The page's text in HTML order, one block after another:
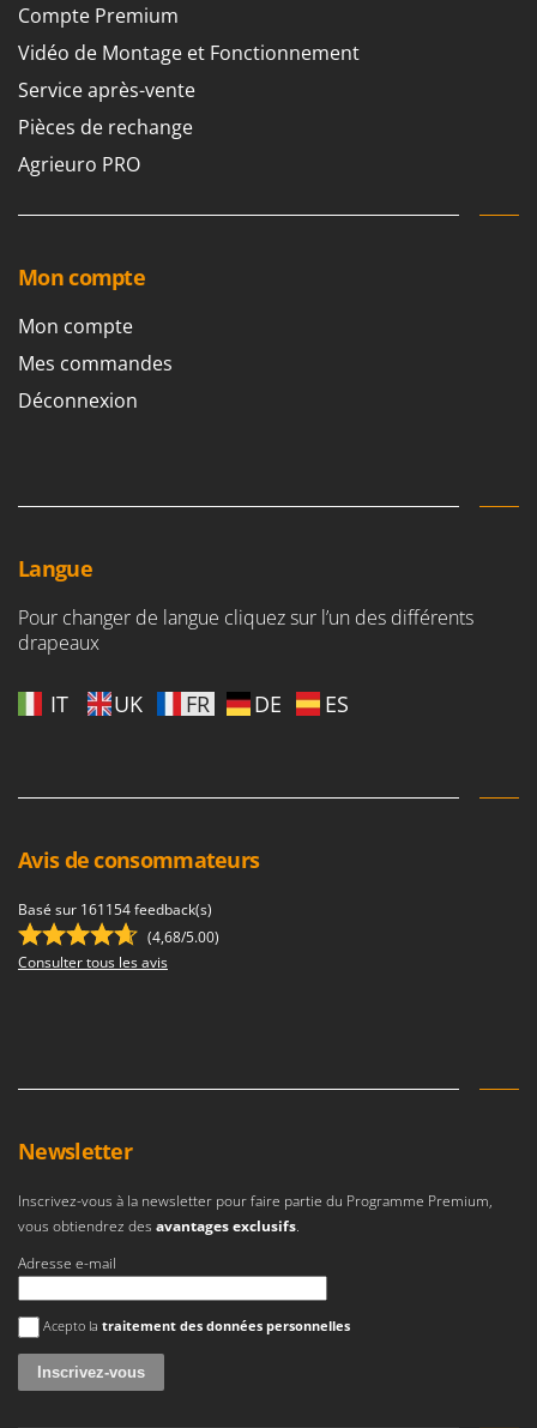
Compte Premium
Vidéo de Montage et Fonctionnement
Service après-vente
Pièces de rechange
Agrieuro PRO
Mon compte
Mon compte
Mes commandes
Déconnexion
Langue
Pour changer de langue cliquez sur l’un des différents
drapeaux
IT UK FR DE ES
Avis de consommateurs
Basé sur 161154 feedback(s)
(4,68/5.00)
Consulter tous les avis
Newsletter
Inscrivez-vous à la newsletter pour faire partie du Programme Premium,
vous obtiendrez des avantages exclusifs.
Adresse e-mail
Une erreur est survenue
Acepto la traitement des données personnelles